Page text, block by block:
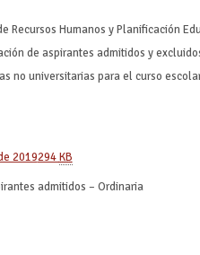
Recursos Humanos y Planificación
de aspirantes admitidos y
no universitarias para el curso
2019294KB
admitidos – Ordinaria